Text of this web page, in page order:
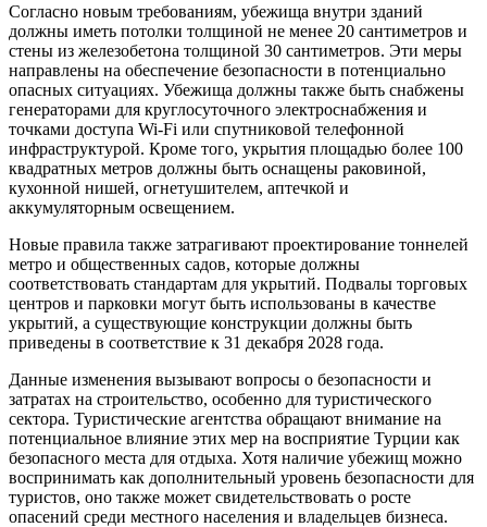
Согласно новым требованиям, убежища внутри зданий
должны иметь потолки толщиной не менее 20 сантиметров и
стены из железобетона толщиной 30 сантиметров. Эти меры
направлены на обеспечение безопасности в потенциально
опасных ситуациях. Убежища должны также быть снабжены
генераторами для круглосуточного электроснабжения и
точками доступа Wi-Fi или спутниковой телефонной
инфраструктурой. Кроме того, укрытия площадью более 100
квадратных метров должны быть оснащены раковиной,
кухонной нишей, огнетушителем, аптечкой и
аккумуляторным освещением.
Новые правила также затрагивают проектирование тоннелей
метро и общественных садов, которые должны
соответствовать стандартам для укрытий. Подвалы торговых
центров и парковки могут быть использованы в качестве
укрытий, а существующие конструкции должны быть
приведены в соответствие к 31 декабря 2028 года.
Данные изменения вызывают вопросы о безопасности и
затратах на строительство, особенно для туристического
сектора. Туристические агентства обращают внимание на
потенциальное влияние этих мер на восприятие Турции как
безопасного места для отдыха. Хотя наличие убежищ можно
воспринимать как дополнительный уровень безопасности для
туристов, оно также может свидетельствовать о росте
опасений среди местного населения и владельцев бизнеса.